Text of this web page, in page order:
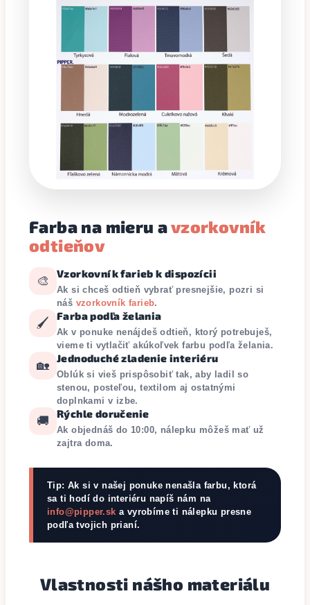
Farba na mieru avzorkovník
odtieňov
🎨
Vzorkovník farieb k dispozícii
Ak si chceš odtieň vybrať presnejšie, pozri si
náš vzorkovník farieb.
🖌️
Farba podľa želania
Ak v ponuke nenájdeš odtieň, ktorý potrebuješ,
vieme ti vytlačiť akúkoľvek farbu podľa želania.
🏡
Jednoduché zladenie interiéru
Oblúk si vieš prispôsobiť tak, aby ladil so
stenou, posteľou, textilom aj ostatnými
doplnkami v izbe.
🚚
Rýchle doručenie
Ak objednáš do 10:00, nálepku môžeš mať už
zajtra doma.
Tip: Ak si v našej ponuke nenašla farbu, ktorá
sa ti hodí do interiéru napíš nám na
info@pipper.sk a vyrobíme ti nálepku presne
podľa tvojich prianí.
Vlastnosti nášho materiálu